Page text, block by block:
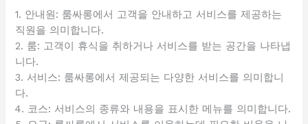
1. 안내원: 룸싸롱에서 고객을 안내하고 서비스를 제공하는
직원을 의미합니다.
2. 룸: 고객이 휴식을 취하거나 서비스를 받는 공간을 나타냅
니다.
3. 서비스: 룸싸롱에서 제공되는 다양한 서비스를 의미합니
다.
4. 코스: 서비스의 종류와 내용을 표시한 메뉴를 의미합니다.